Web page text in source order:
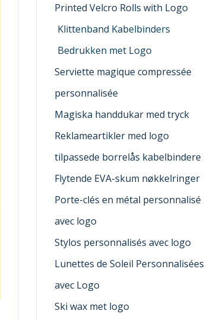
Printed Velcro Rolls with Logo
Klittenband Kabelbinders
Bedrukken met Logo
Serviette magique compressée
personnalisée
Magiska handdukar med tryck
Reklameartikler med logo
tilpassede borrelås kabelbindere
Flytende EVA-skum nøkkelringer
Porte-clés en métal personnalisé
avec logo
Stylos personnalisés avec logo
Lunettes de Soleil Personnalisées
avec Logo
Ski wax met logo